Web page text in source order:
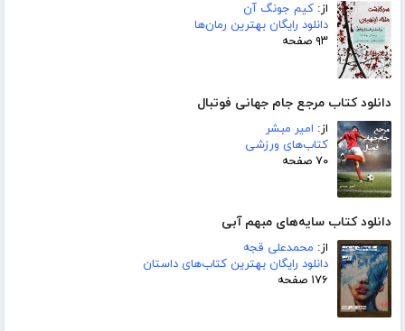
از: کیم جونگ آن
دانلود رایگان بهترین رمان‌ها
۹۳ صفحه
دانلود کتاب مرجع جام جهانی فوتبال
از: امیر مبشر
کتاب‌های ورزشی
۷۰ صفحه
دانلود کتاب سایه‌های مبهم آبی
از: محمدعلی قجه
دانلود رایگان بهترین کتاب‌های داستان
۱۷۶ صفحه